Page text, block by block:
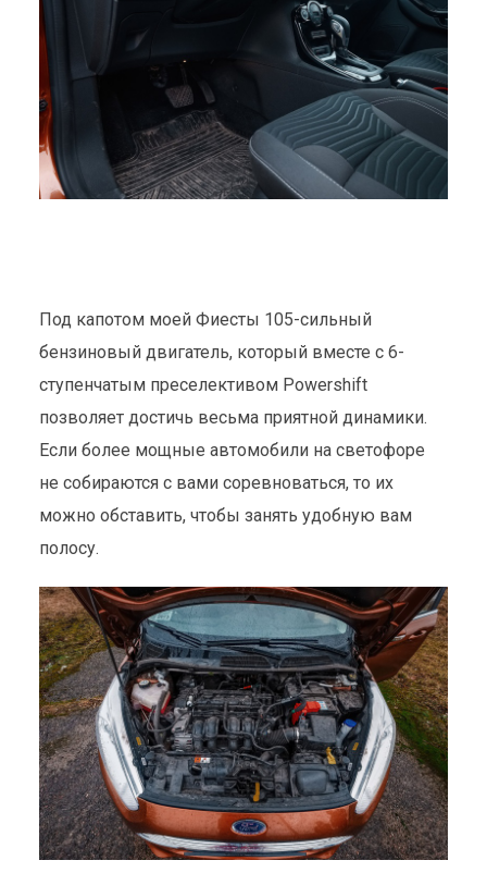
Под капотом моей Фиесты 105-сильный
бензиновый двигатель, который вместе с 6-
ступенчатым преселективом Powershift
позволяет достичь весьма приятной динамики.
Если более мощные автомобили на светофоре
не собираются с вами соревноваться, то их
можно обставить, чтобы занять удобную вам
полосу.